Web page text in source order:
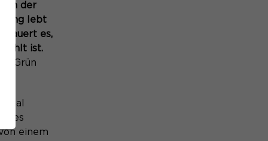
in der
lang lebt
dauert es,
ist.
Grün
des
einem